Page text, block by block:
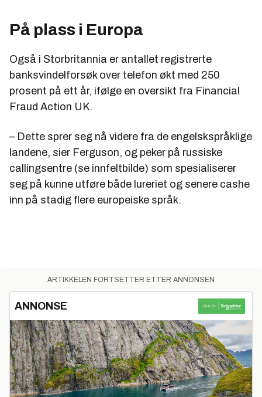
På plass i Europa
Også i Storbritannia er antallet registrerte
banksvindelforsøk over telefon økt med 250
prosent på ett år, ifølge en oversikt fra Financial
Fraud Action UK.
– Dette sprer seg nå videre fra de engelskspråklige
landene, sier Ferguson, og peker på russiske
callingsentre (se innfeltbilde) som spesialiserer
seg på kunne utføre både lureriet og senere cashe
inn på stadig flere europeiske språk.
ARTIKKELEN FORTSETTER ETTER ANNONSEN
ANNONSE